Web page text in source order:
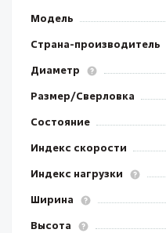
Модель
Страна-производитель
Диаметр
Размер/Сверловка
Состояние
Индекс скорости
Индекс нагрузки
Ширина
Высота